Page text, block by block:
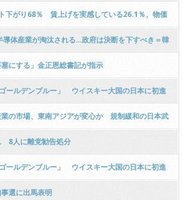
信じ来日急増 → ﾈｯﾄ「そして難民申請、保護費を
下がり68％ 賃上げを実感している26.1％、物価
【FNN世論調査】
導体産業が淘汰される…政府は決断を下すべき＝韓
塞にする」金正恩総書記が指示
ールデンブルー」 ウイスキー大国の日本に初進
業の市場、東南アジアが変心か 規制緩和の日本武
8人に離党勧告処分
ールデンブルー」 ウイスキー大国の日本に初進
選に出馬表明